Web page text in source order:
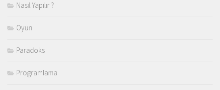
Nasıl Yapılır ?
Oyun
Paradoks
Programlama